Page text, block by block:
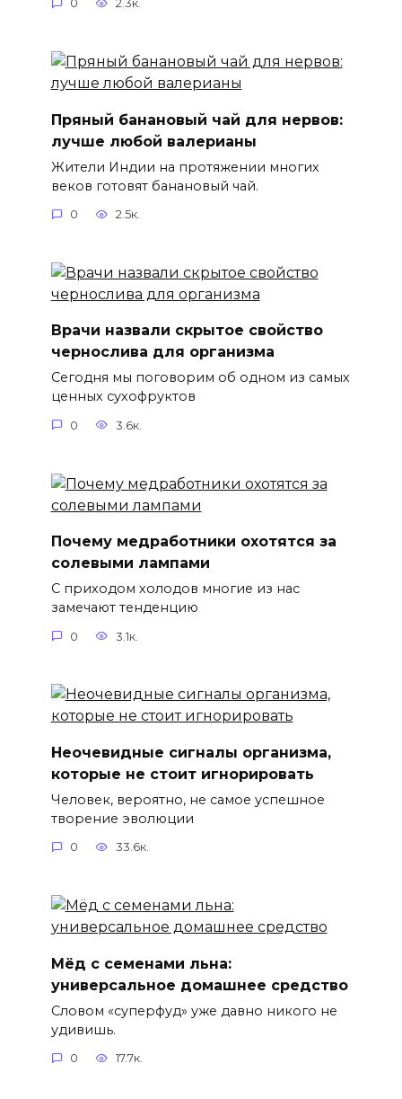
0 2.3к.
Пряный банановый чай для нервов:
лучше любой валерианы
Жители Индии на протяжении многих
веков готовят банановый чай.
0 2.5к.
Врачи назвали скрытое свойство
чернослива для организма
Сегодня мы поговорим об одном из самых
ценных сухофруктов
0 3.6к.
Почему медработники охотятся за
солевыми лампами
С приходом холодов многие из нас
замечают тенденцию
0 3.1к.
Неочевидные сигналы организма,
которые не стоит игнорировать
Человек, вероятно, не самое успешное
творение эволюции
0 33.6к.
Мёд с семенами льна:
универсальное домашнее средство
Словом «суперфуд» уже давно никого не
удивишь.
0 17.7к.